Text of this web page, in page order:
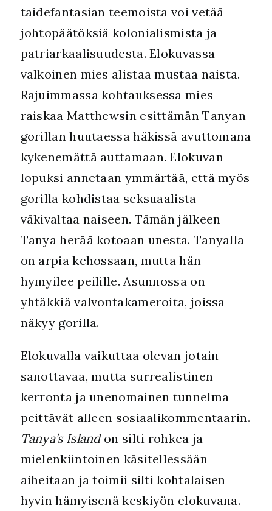
taidefantasian teemoista voi vetää
johtopäätöksiä kolonialismista ja
patriarkaalisuudesta. Elokuvassa
valkoinen mies alistaa mustaa naista.
Rajuimmassa kohtauksessa mies
raiskaa Matthewsin esittämän Tanyan
gorillan huutaessa häkissä avuttomana
kykenemättä auttamaan. Elokuvan
lopuksi annetaan ymmärtää, että myös
gorilla kohdistaa seksuaalista
väkivaltaa naiseen. Tämän jälkeen
Tanya herää kotoaan unesta. Tanyalla
on arpia kehossaan, mutta hän
hymyilee peilille. Asunnossa on
yhtäkkiä valvontakameroita, joissa
näkyy gorilla.
Elokuvalla vaikuttaa olevan jotain
sanottavaa, mutta surrealistinen
kerronta ja unenomainen tunnelma
peittävät alleen sosiaalikommentaarin.
Tanya’s Islandon silti rohkea ja
mielenkiintoinen käsitellessään
aiheitaan ja toimii silti kohtalaisen
hyvin hämyisenä keskiyön elokuvana.